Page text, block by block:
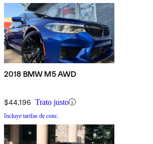
2018 BMW M5 AWD
$44,196 Trato justo
Incluye tarifas de conc.